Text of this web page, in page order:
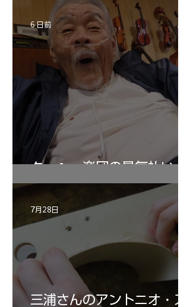
ターヘー楽団の暑気払い
6 日前
三浦さんのアントニオ・ス
7月28日